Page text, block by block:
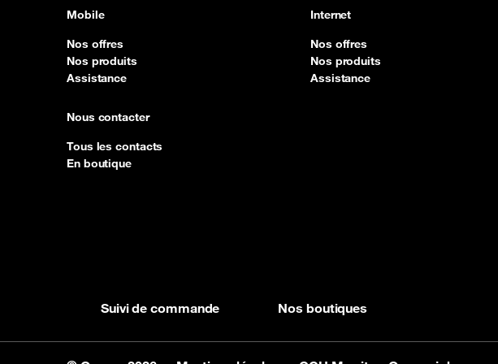
Mobile
Nos offres
Nos produits
Assistance
Nous contacter
Tous les contacts
En boutique
Internet
Nos offres
Nos produits
Assistance
Suivi de commande Nos boutiques